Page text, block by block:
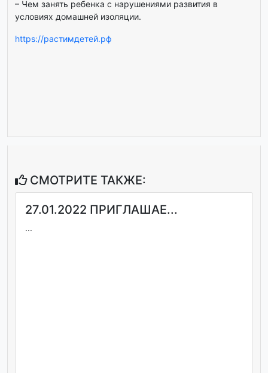
– Чем занять ребенка с нарушениями развития в
условиях домашней изоляции.
https://растимдетей.рф
СМОТРИТЕ ТАКЖЕ:
27.01.2022 ПРИГЛАШАЕ...
...